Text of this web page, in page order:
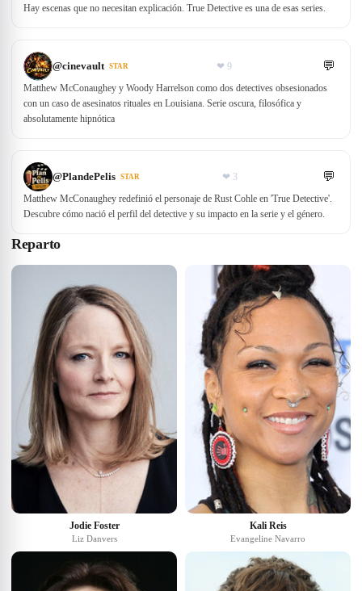
Hay escenas que no necesitan explicación. True Detective es una de esas series.
@cinevault STAR ❤ 9 💬
Matthew McConaughey y Woody Harrelson como dos detectives obsesionados
con un caso de asesinatos rituales en Louisiana. Serie oscura, filosófica y
absolutamente hipnótica
@PlandePelis STAR ❤ 3 💬
Matthew McConaughey redefinió el personaje de Rust Cohle en 'True Detective'.
Descubre cómo nació el perfil del detective y su impacto en la serie y el género.
Reparto
Jodie Foster
Liz Danvers
Kali Reis
Evangeline Navarro